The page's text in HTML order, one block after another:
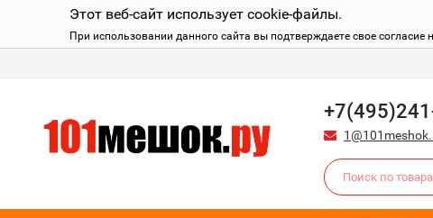
Этот веб-сайт использует cookie-файлы.
При использовании данного сайта вы подтверждаете свое